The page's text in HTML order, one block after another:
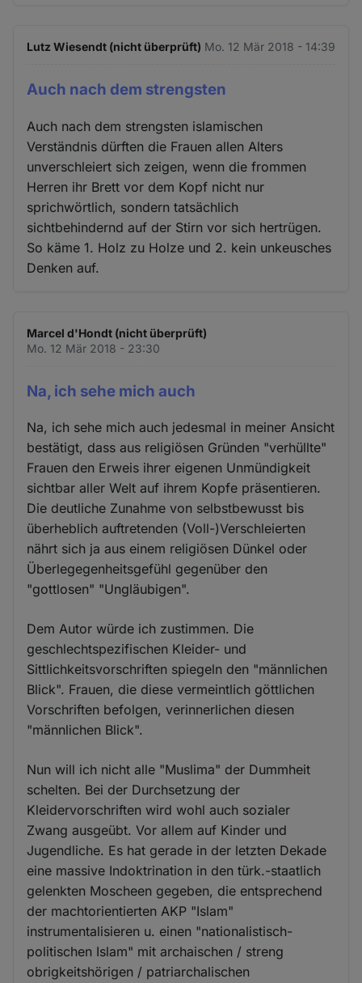
Lutz Wiesendt (nicht überprüft) Mo. 12 Mär 2018 - 14:39
Auch nach dem strengsten
Auch nach dem strengsten islamischen
Verständnis dürften die Frauen allen Alters
unverschleiert sich zeigen, wenn die frommen
Herren ihr Brett vor dem Kopf nicht nur
sprichwörtlich, sondern tatsächlich
sichtbehindernd auf der Stirn vor sich hertrügen.
So käme 1. Holz zu Holze und 2. kein unkeusches
Denken auf.
Marcel d'Hondt (nicht überprüft)
Mo. 12 Mär 2018 - 23:30
Na, ich sehe mich auch
Na, ich sehe mich auch jedesmal in meiner Ansicht
bestätigt, dass aus religiösen Gründen "verhüllte"
Frauen den Erweis ihrer eigenen Unmündigkeit
sichtbar aller Welt auf ihrem Kopfe präsentieren.
Die deutliche Zunahme von selbstbewusst bis
überheblich auftretenden (Voll-)Verschleierten
nährt sich ja aus einem religiösen Dünkel oder
Überlegegenheitsgefühl gegenüber den
"gottlosen" "Ungläubigen".
Dem Autor würde ich zustimmen. Die
geschlechtspezifischen Kleider- und
Sittlichkeitsvorschriften spiegeln den "männlichen
Blick". Frauen, die diese vermeintlich göttlichen
Vorschriften befolgen, verinnerlichen diesen
"männlichen Blick".
Nun will ich nicht alle "Muslima" der Dummheit
schelten. Bei der Durchsetzung der
Kleidervorschriften wird wohl auch sozialer
Zwang ausgeübt. Vor allem auf Kinder und
Jugendliche. Es hat gerade in der letzten Dekade
eine massive Indoktrination in den türk.-staatlich
gelenkten Moscheen gegeben, die entsprechend
der machtorientierten AKP "Islam"
instrumentalisieren u. einen "nationalistisch-
politischen Islam" mit archaischen / streng
obrigkeitshörigen / patriarchalischen